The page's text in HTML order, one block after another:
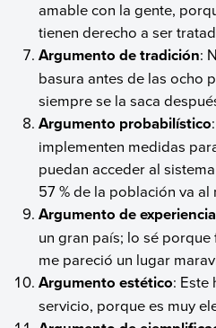
amable con la gente,
tienen derecho a ser
Argumento de tradición:
basura antes de las ocho
siempre se la saca
Argumento probabilístico
implementen medidas
puedan acceder al
57 % de la población va
Argumento de
un gran país; lo sé
me pareció un lugar
Argumento estético: Este
servicio, porque es muy